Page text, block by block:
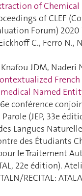
of Chemical
of CLEF
Forum)
C., Ferro N.,
Knafou JDM, Naderi
French
Named
conférence
Parole (JEP, 33e
Langues
des Étudiants
le Traitement
22e édition).
RECITAL: